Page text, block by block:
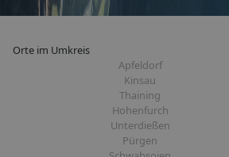
Orte im Umkreis
Apfeldorf
Kinsau
Thaining
Hohenfurch
Unterdießen
Pürgen